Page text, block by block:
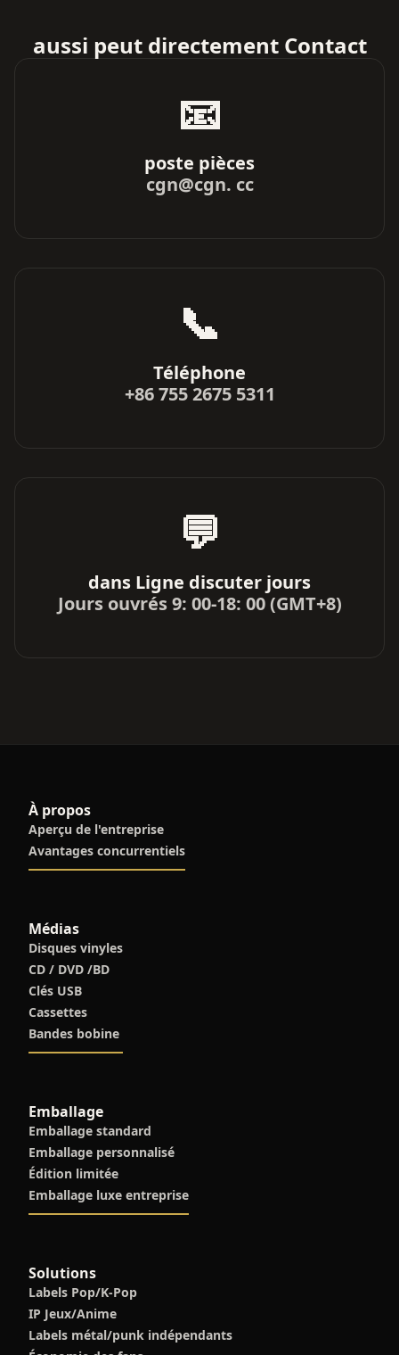
aussi peut directement Contact
📧
poste pièces
cgn@cgn. cc
📞
Téléphone
+86 755 2675 5311
💬
dans Ligne discuter jours
Jours ouvrés 9: 00-18: 00 (GMT+8)
À propos
Aperçu de l'entreprise
Avantages concurrentiels
Médias
Disques vinyles
CD / DVD /BD
Clés USB
Cassettes
Bandes bobine
Emballage
Emballage standard
Emballage personnalisé
Édition limitée
Emballage luxe entreprise
Solutions
Labels Pop/K-Pop
IP Jeux/Anime
Labels métal/punk indépendants